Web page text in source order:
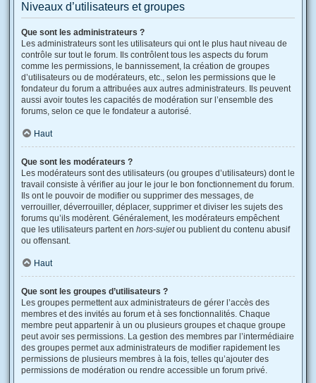
Niveaux d’utilisateurs et groupes
Que sont les administrateurs ?
Les administrateurs sont les utilisateurs qui ont le plus haut niveau de
contrôle sur tout le forum. Ils contrôlent tous les aspects du forum
comme les permissions, le bannissement, la création de groupes
d’utilisateurs ou de modérateurs, etc., selon les permissions que le
fondateur du forum a attribuées aux autres administrateurs. Ils peuvent
aussi avoir toutes les capacités de modération sur l’ensemble des
forums, selon ce que le fondateur a autorisé.
Haut
Que sont les modérateurs ?
Les modérateurs sont des utilisateurs (ou groupes d’utilisateurs) dont le
travail consiste à vérifier au jour le jour le bon fonctionnement du forum.
Ils ont le pouvoir de modifier ou supprimer des messages, de
verrouiller, déverrouiller, déplacer, supprimer et diviser les sujets des
forums qu’ils modèrent. Généralement, les modérateurs empêchent
que les utilisateurs partent en hors-sujetou publient du contenu abusif
ou offensant.
Haut
Que sont les groupes d’utilisateurs ?
Les groupes permettent aux administrateurs de gérer l’accès des
membres et des invités au forum et à ses fonctionnalités. Chaque
membre peut appartenir à un ou plusieurs groupes et chaque groupe
peut avoir ses permissions. La gestion des membres par l’intermédiaire
des groupes permet aux administrateurs de modifier rapidement les
permissions de plusieurs membres à la fois, telles qu’ajouter des
permissions de modération ou rendre accessible un forum privé.